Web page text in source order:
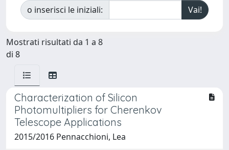
o inserisci le iniziali:
Mostrati risultati da 1 a 8
di 8
Characterization of Silicon
Photomultipliers for Cherenkov
Telescope Applications
2015/2016 Pennacchioni, Lea